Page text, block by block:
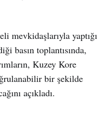
mevkidaşlarıyla yaptığı
basın toplantısında,
Kuzey Kore
bir şekilde
açıkladı.